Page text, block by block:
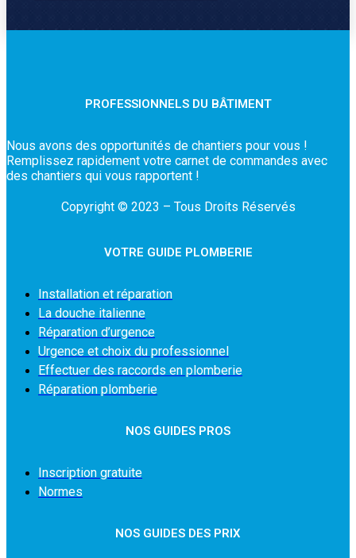
PROFESSIONNELS DU BÂTIMENT
Nous avons des opportunités de chantiers pour vous !
Remplissez rapidement votre carnet de commandes avec
des chantiers qui vous rapportent !
Copyright © 2023 – Tous Droits Réservés
VOTRE GUIDE PLOMBERIE
Installation et réparation
La douche italienne
Réparation d’urgence
Urgence et choix du professionnel
Effectuer des raccords en plomberie
Réparation plomberie
NOS GUIDES PROS
Inscription gratuite
Normes
NOS GUIDES DES PRIX